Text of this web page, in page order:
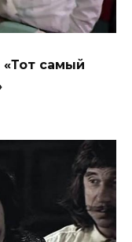
самый